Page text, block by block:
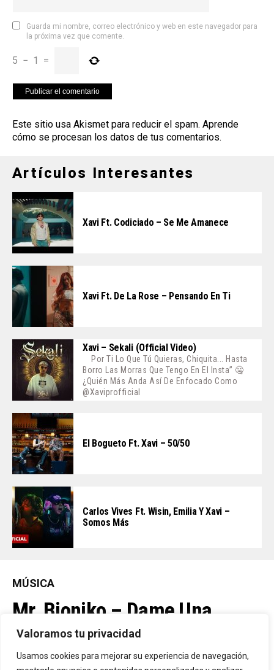
Valoramos tu privacidad
Usamos cookies para mejorar su experiencia de navegación,
Guarda mi nombre, correo electrónico y web en este navegador para
la próxima vez que comente.
5 − 1 =
Este sitio usa Akismet para reducir el spam. Aprende
cómo se procesan los datos de tus comentarios.
Artículos Interesantes
Xavi Ft. Codiciado – Se Me Amanece
Xavi Ft. De La Rose – Pensando En Ti
Xavi – Sekali (Official Video)
Por Ti Lo Que Tú Quieras, Chiquita... Hasta
Borro Las Morras Que Tengo En El Insta” 🤐
¿Quién Más Anda Así De Enfocado Como
@xaviprofficial
El Bogueto Ft. Xavi – 50/50
Carlos Vives Ft. Wisin, Emilia Y Xavi –
Somos Más
MÚSICA
Mr. Bioniko – Dame Una
Oportunidad
Ya Está En La Calle. "Dame Una Oportunidad"🎬🔥 El Nuevo Nivel